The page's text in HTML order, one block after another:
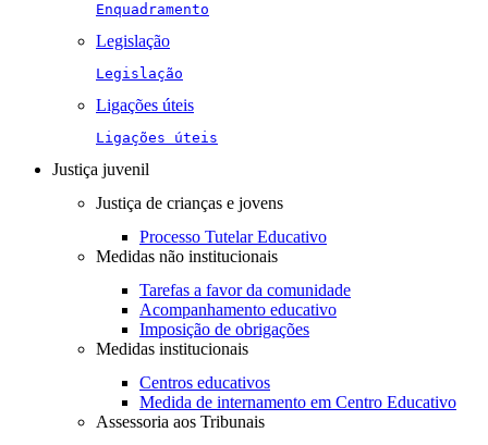
Enquadramento
Legislação
Legislação
Ligações úteis
Ligações úteis
Justiça juvenil
Justiça de crianças e jovens
Processo Tutelar Educativo
Medidas não institucionais
Tarefas a favor da comunidade
Acompanhamento educativo
Imposição de obrigações
Medidas institucionais
Centros educativos
Medida de internamento em Centro Educativo
Assessoria aos Tribunais